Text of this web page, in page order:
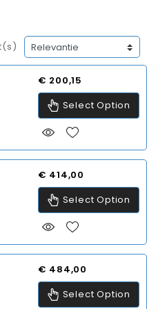
Prijs
€ 200,15
Select Option
Prijs
€ 414,00
Select Option
Prijs
€ 484,00
Select Option